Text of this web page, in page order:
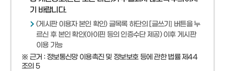
기 바랍니다.
(게시판 이용자 본인 확인) 글목록 하단의 [글쓰기] 버튼을 누
르신 후 본인 확인(아이핀 등의 인증수단 제공) 이후 게시판
이용 가능
※ 근거 : 정보통신망 이용촉진 및 정보보호 등에 관한 법률 제44
조의 5